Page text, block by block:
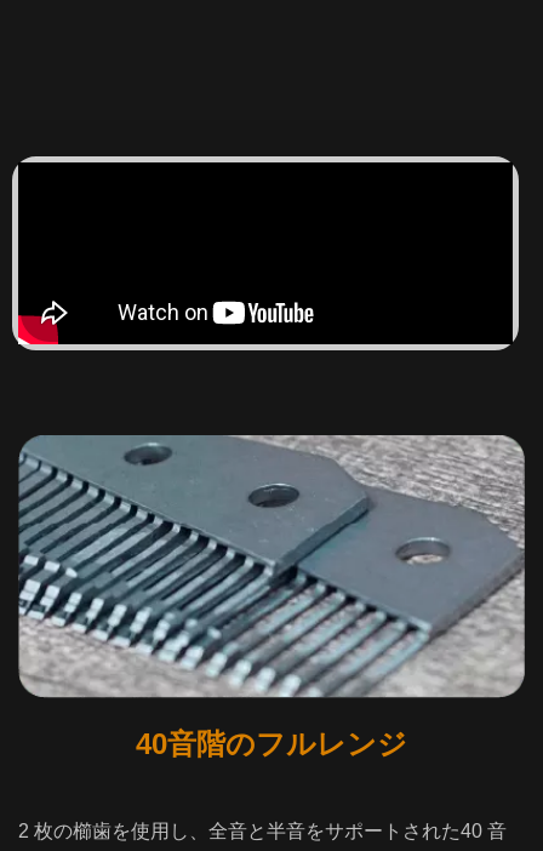
40音階のフルレンジ
2 枚の櫛歯を使用し、全音と半音をサポートされた40 音